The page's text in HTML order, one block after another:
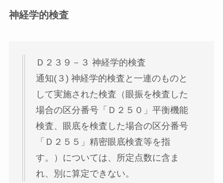
神経学的検査
Ｄ２３９－３ 神経学的検査
通知(３) 神経学的検査と一連のものと
して実施された検査（眼振を検査した
場合の区分番号「Ｄ２５０」平衡機能
検査、眼底を検査した場合の区分番号
「Ｄ２５５」精密眼底検査等を指
す。）については、所定点数に含ま
れ、別に算定できない。